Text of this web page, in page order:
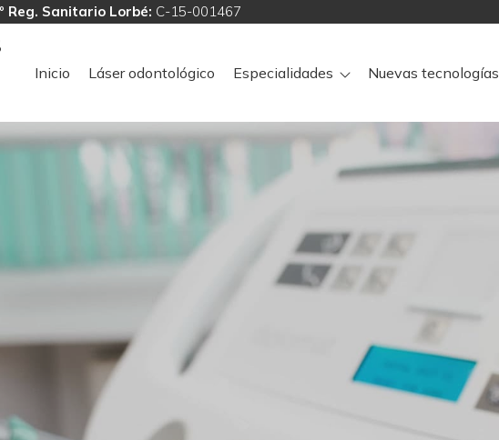
Reg. Sanitario Lorbé: C-15-001467
Inicio Láser odontológico Especialidades Nuevas tecnologías